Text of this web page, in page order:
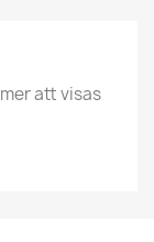
att visas